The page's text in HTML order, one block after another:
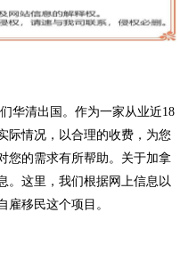
华清出国。作为一家从业近18
际情况，以合理的收费，为您
您的需求有所帮助。关于加拿
。这里，我们根据网上信息以
雇移民这个项目。